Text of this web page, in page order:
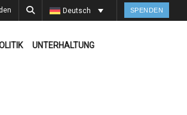
Deutsch SPENDEN
UNTERHALTUNG